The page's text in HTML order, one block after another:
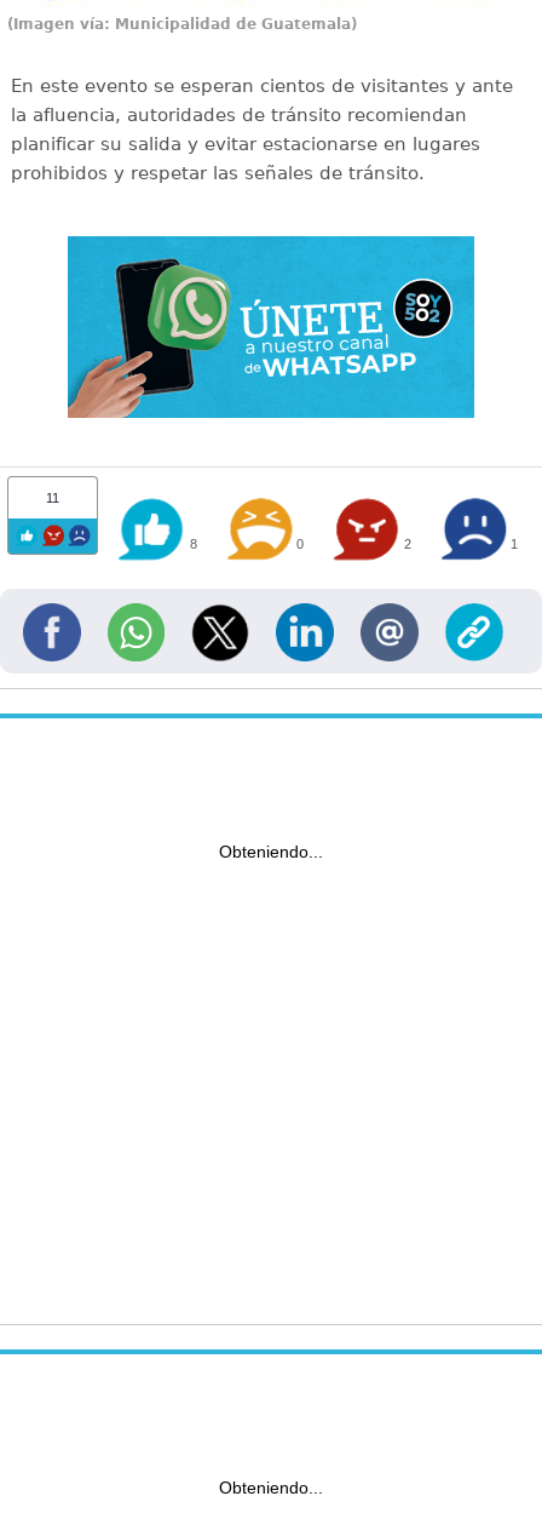
(Imagen vía: Municipalidad de Guatemala)
En este evento se esperan cientos de visitantes y ante
la afluencia, autoridades de tránsito recomiendan
planificar su salida y evitar estacionarse en lugares
prohibidos y respetar las señales de tránsito.
11
8 0 2 1
Obteniendo...
Obteniendo...